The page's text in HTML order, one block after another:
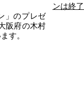
」のプレゼ
阪府の木村
す。
ンは終